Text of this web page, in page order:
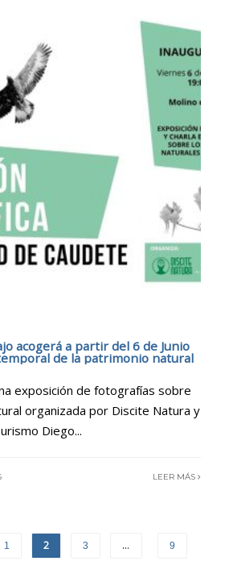
acogerá a partir del 6 de Junio
de la patrimonio natural
exposición de fotografías sobre
organizada por Discite Natura y
Diego...
LEER MÁS
1 2 3 … 9